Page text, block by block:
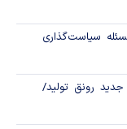
با شوک نفتی
سیاست‌گذاری
جدید رونق تولید/